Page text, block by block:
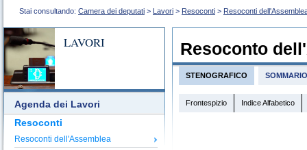
Stai consultando: Camera dei deputati > Lavori > Resoconti > Resoconti
LAVORI
Agenda dei Lavori
Resoconti
Resoconti dell'Assemblea
Resoconto
STENOGRAFICO SOMMARIO
Frontespizio Indice Alfabetico